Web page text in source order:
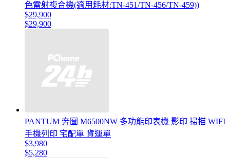
色雷射複合機(適用耗材:TN-451/TN-456/TN-459))
$29,900
$29,900
PANTUM 奔圖 M6500NW 多功能印表機 影印 掃描 WIFI
手機列印 宅配單 貨運單
$3,980
$5,280